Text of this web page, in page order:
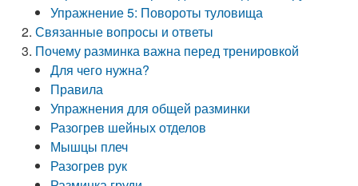
Упражнение 5: Повороты туловища
Связанные вопросы и ответы
Почему разминка важна перед тренировкой
Для чего нужна?
Правила
Упражнения для общей разминки
Разогрев шейных отделов
Мышцы плеч
Разогрев рук